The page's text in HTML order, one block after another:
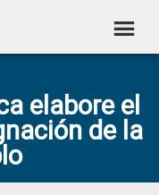
elabore el
de la